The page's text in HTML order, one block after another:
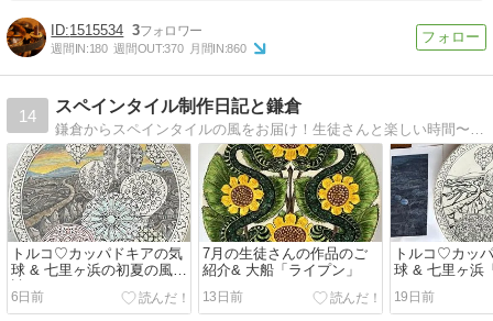
1515534 3
週間IN:180 週間OUT:370 月間IN:860
14
スペインタイル制作日記と鎌倉
トルコ♡カッパドキアの気
球 & 七里ヶ浜の初夏の風物
6日前
7月の生徒さんの作品のご
紹介& 大船「ライプン」
13日前
トルコ♡カッ
球 & 七里ヶ浜
19日前